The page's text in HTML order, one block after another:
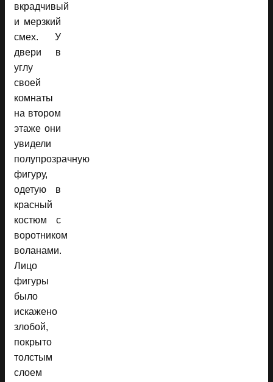
вкрадчивый
и мерзкий
смех. У
двери в
углу
своей
комнаты
на втором
этаже они
увидели
полупрозрачную
фигуру,
одетую в
красный
костюм с
воротником
воланами.
Лицо
фигуры
было
искажено
злобой,
покрыто
толстым
слоем